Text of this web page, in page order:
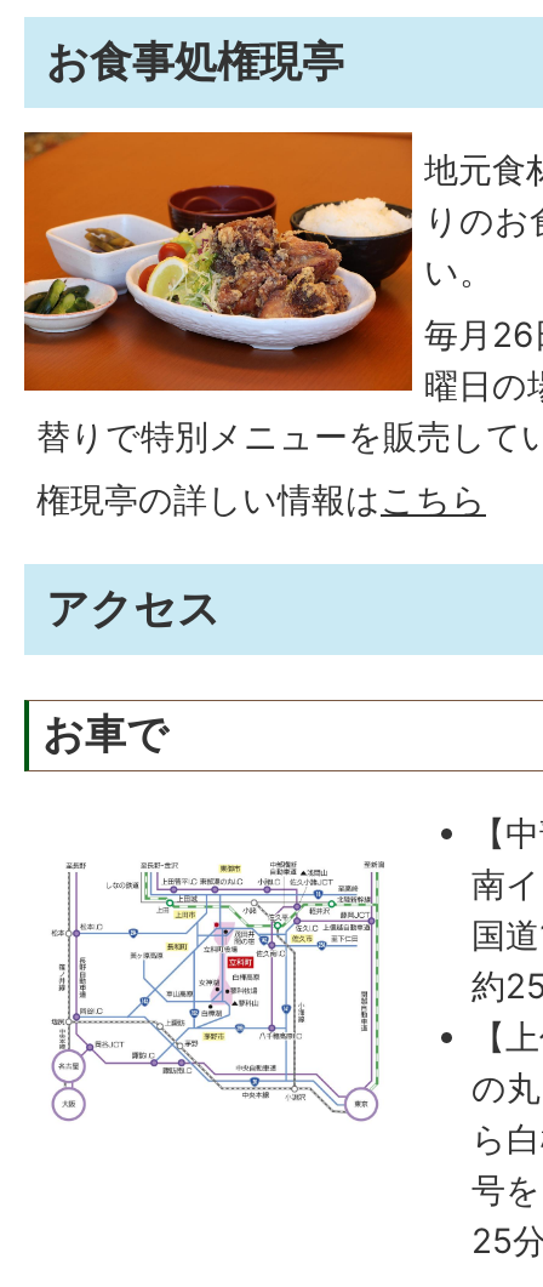
お食事処権現亭
地元食
りの
い。
毎月26
曜日の
替りで特別メニューを販売して
権現亭の詳しい情報はこちら
アクセス
お車で
【
南
国
約
【
の
ら
号
25